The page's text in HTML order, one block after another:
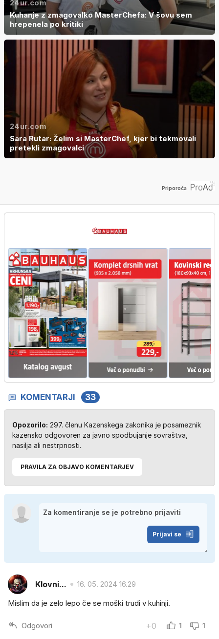
24ur.com
Kuhanje z zmagovalko MasterChefa: V šovu sem
hrepenela po kritiki
24ur.com
Sara Rutar: Želim si MasterChef, kjer bi tekmovali
pretekli zmagovalci
Priporoča
KOMENTARJI 33
Opozorilo: 297. členu Kazenskega zakonika je posameznik
kazensko odgovoren za javno spodbujanje sovraštva,
nasilja ali nestrpnosti.
PRAVILA ZA OBJAVO KOMENTARJEV
Prijavi se
Klovni... 16. 05. 2024 16.29
Mislim da je zelo lepo če se moški trudi v kuhinji.
Odgovori +0 1 1